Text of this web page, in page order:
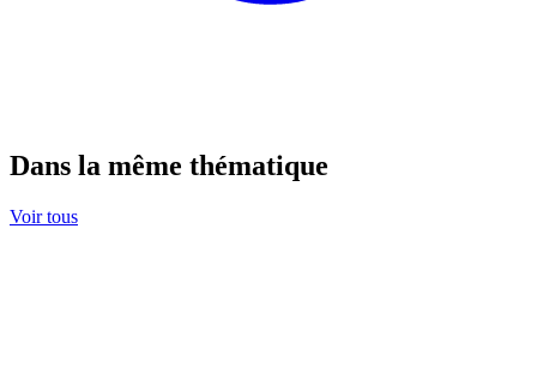
Dans la même thématique
Voir tous